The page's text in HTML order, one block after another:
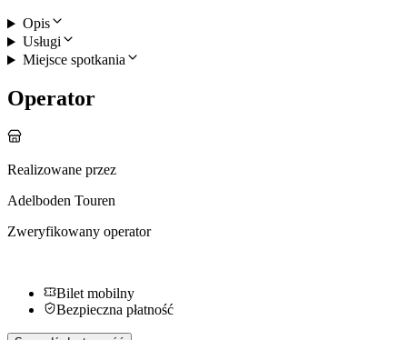
Opis
Usługi
Miejsce spotkania
Operator
Realizowane przez
Adelboden Touren
Zweryfikowany operator
Bilet mobilny
Bezpieczna płatność